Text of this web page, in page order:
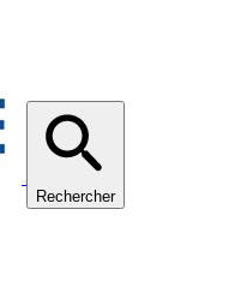
Rechercher